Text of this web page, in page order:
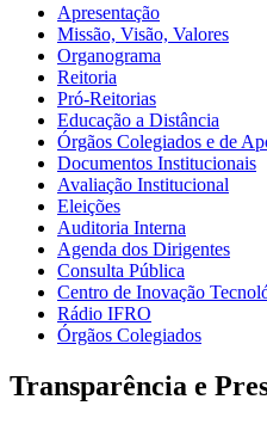
Apresentação
Missão, Visão, Valores
Organograma
Reitoria
Pró-Reitorias
Educação a Distância
Órgãos Colegiados e de
Documentos Institucionais
Avaliação Institucional
Eleições
Auditoria Interna
Agenda dos Dirigentes
Consulta Pública
Centro de Inovação
Rádio IFRO
Órgãos Colegiados
Transparência e